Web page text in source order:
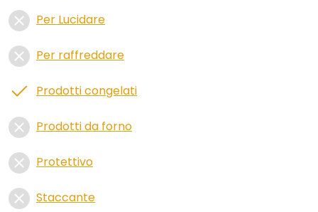
Per Lucidare
Per raffreddare
Prodotti congelati
Prodotti da forno
Protettivo
Staccante